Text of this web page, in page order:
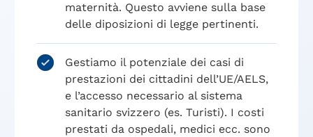
maternità. Questo avviene sulla base
delle diposizioni di legge pertinenti.
Gestiamo il potenziale dei casi di
prestazioni dei cittadini dell’UE/AELS,
e l’accesso necessario al sistema
sanitario svizzero (es. Turisti). I costi
prestati da ospedali, medici ecc. sono